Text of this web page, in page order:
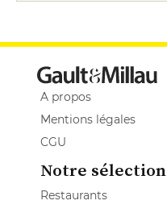
A propos
Mentions légales
CGU
Notre sélection
Restaurants